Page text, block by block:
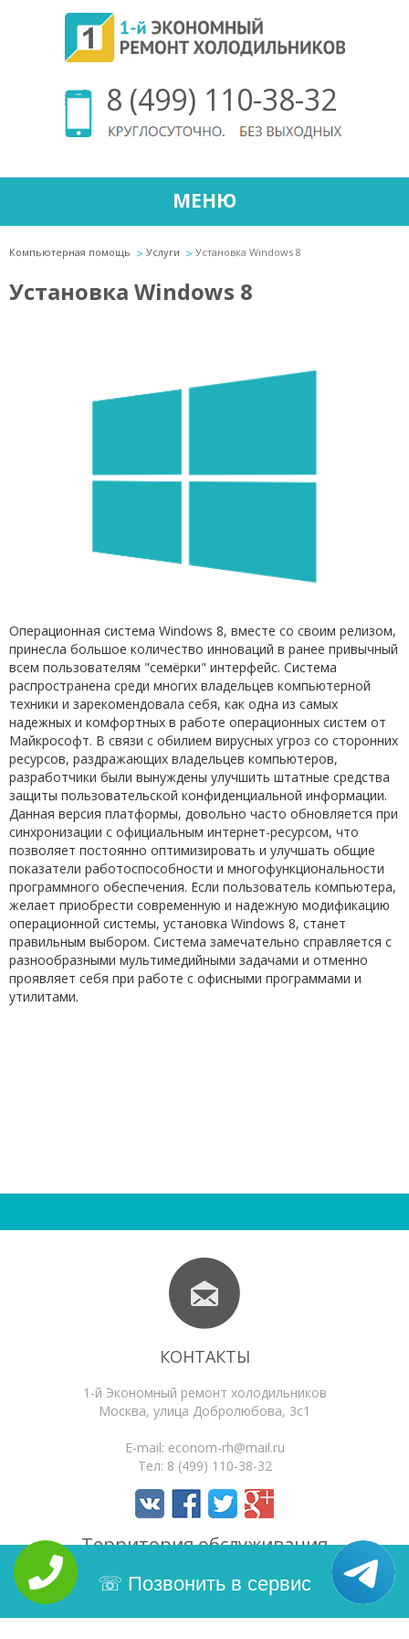
8 (499) 110-38-32
МЕНЮ
Компьютерная помощь Услуги Установка Windows 8
Установка Windows 8
Операционная система Windows 8, вместе со своим релизом,
принесла большое количество инноваций в ранее привычный
всем пользователям "семёрки" интерфейс. Система
распространена среди многих владельцев компьютерной
техники и зарекомендовала себя, как одна из самых
надежных и комфортных в работе операционных систем от
Майкрософт. В связи с обилием вирусных угроз со сторонних
ресурсов, раздражающих владельцев компьютеров,
разработчики были вынуждены улучшить штатные средства
защиты пользовательской конфиденциальной информации.
Данная версия платформы, довольно часто обновляется при
синхронизации с официальным интернет-ресурсом, что
позволяет постоянно оптимизировать и улучшать общие
показатели работоспособности и многофункциональности
программного обеспечения. Если пользователь компьютера,
желает приобрести современную и надежную модификацию
операционной системы, установка Windows 8, станет
правильным выбором. Система замечательно справляется с
разнообразными мультимедийными задачами и отменно
проявляет себя при работе с офисными программами и
утилитами.
КОНТАКТЫ
1-й Экономный ремонт холодильников
Москва, улица Добролюбова, 3с1
E-mail: econom-rh@mail.ru
Тел: 8 (499) 110-38-32
Территория обслуживания
Типовые неисправности
Статьи
Поиск по сайту
Позвонить в сервис